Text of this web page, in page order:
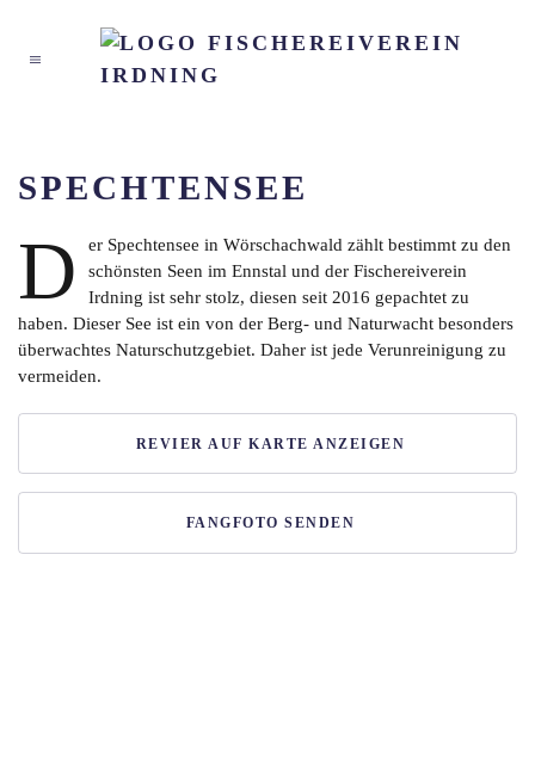
SPECHTENSEE
D
er Spechtensee in Wörschachwald zählt bestimmt zu den
schönsten Seen im Ennstal und der Fischereiverein
Irdning ist sehr stolz, diesen seit 2016 gepachtet zu
haben. Dieser See ist ein von der Berg- und Naturwacht besonders
überwachtes Naturschutzgebiet. Daher ist jede Verunreinigung zu
vermeiden.
REVIER AUF KARTE ANZEIGEN
FANGFOTO SENDEN